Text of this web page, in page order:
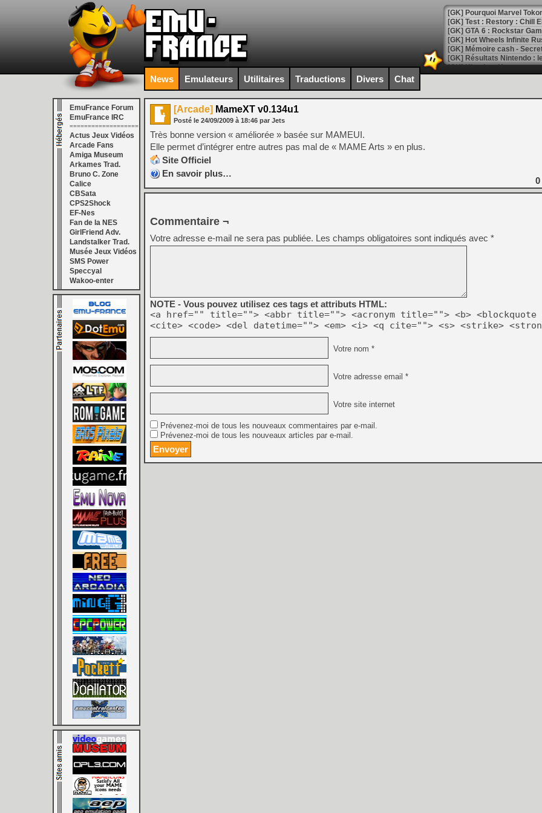
[GK] Pourquoi Marvel
[GK] Test : Restory : Chill
[GK] GTA 6 : Rockstar
[GK] Hot Wheels Infinite
[GK] Mémoire cash -
[GK] Résultats Nintendo :
[GK] Déjà des
[Mo5] Brickboy cherche à
[GK] Minecraft et ses «
[GK] Beast of
[GK] Ubisoft : fin de partie
[GK] Mémoire cash -
[GK] Dan Houser (GTA)
[GK] Comment EA Sports
[GK] Crimson Moon : un
[GK] Isle of Reveries : le
[GK] Moonlighter 2 : The
[GK] Capcom relance
[Mo5] Deux inédits du
[GK] Le beat'em up The
[GK] Endless Legend 2 :
[LS] [PS5] Le WebKit
[GK] Oubliez Crazy Taxi,
[LS] [Switch] NSZ 5.0.0
[GK] No More Room in
[GK] Un chatbot Atelier
[GK] Mémoire cash -
[GK] Nvidia : le prix des
[GK] Suikoden Star Leap
[Mo5] La mini borne
News Emulateurs Utilitaires Traductions Divers Chat
EmuFrance Forum
EmuFrance IRC
===================
Actus Jeux Vidéos
Arcade Fans
Amiga Museum
Arkames Trad.
Bruno C. Zone
Calice
CBSata
CPS2Shock
EF-Nes
Fan de la NES
GirlFriend Adv.
Landstalker Trad.
Musée Jeux Vidéos
SMS Power
Speccyal
Wakoo-enter
[Arcade] MameXT v0.134u1
Posté le 24/09/2009 à 18:46 par Jets
Très bonne version « améliorée » basée sur MAMEUI.
Elle permet d’intégrer entre autres pas mal de « MAME Arts » en plus.
Site Officiel
En savoir plus…
0
Commentaire ¬
Votre adresse e-mail ne sera pas publiée. Les champs obligatoires sont indiqués avec *
NOTE - Vous pouvez utilisez ces tags et attributs HTML:
<a href="" title=""> <abbr title=""> <acronym title=""> <b> <blockquote
<cite> <code> <del datetime=""> <em> <i> <q cite=""> <s> <strike>
Votre nom *
Votre adresse email *
Votre site internet
Prévenez-moi de tous les nouveaux commentaires par e-mail.
Prévenez-moi de tous les nouveaux articles par e-mail.